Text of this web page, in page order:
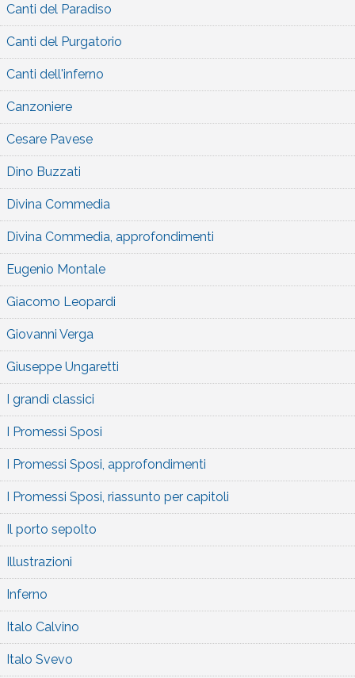
Canti del Paradiso
Canti del Purgatorio
Canti dell'inferno
Canzoniere
Cesare Pavese
Dino Buzzati
Divina Commedia
Divina Commedia, approfondimenti
Eugenio Montale
Giacomo Leopardi
Giovanni Verga
Giuseppe Ungaretti
I grandi classici
I Promessi Sposi
I Promessi Sposi, approfondimenti
I Promessi Sposi, riassunto per capitoli
Il porto sepolto
Illustrazioni
Inferno
Italo Calvino
Italo Svevo